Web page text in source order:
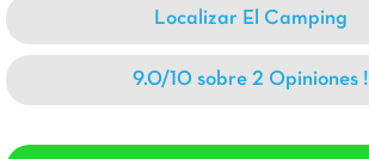
Localizar El Camping
9.0/10 sobre 2 Opiniones !